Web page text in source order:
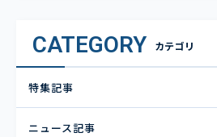
CATEGORY カテゴリ
特集記事
ニュース記事